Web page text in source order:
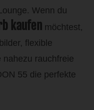
Wenn du
kaufen möchtest,
flexible
nahezu rauchfreie
55 die perfekte